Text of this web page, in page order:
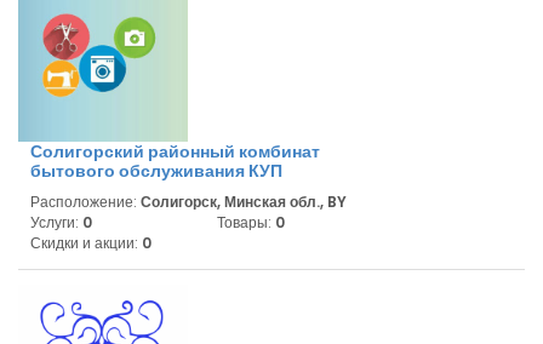
Солигорский районный комбинат
бытового обслуживания КУП
Расположение: Солигорск, Минская обл., BY
Услуги: 0 Товары: 0
Скидки и акции: 0